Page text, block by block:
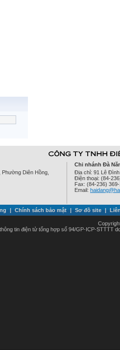
Diên Hồng,
Chi nhánh Đà
Địa chỉ: 91 Lê
Điện thoại: (84-
Fax: (84-236)
Email:
| Chính sách bảo mật | Sơ đồ site |
tin điện tử tổng hợp số 94/GP-ICP-STTTT